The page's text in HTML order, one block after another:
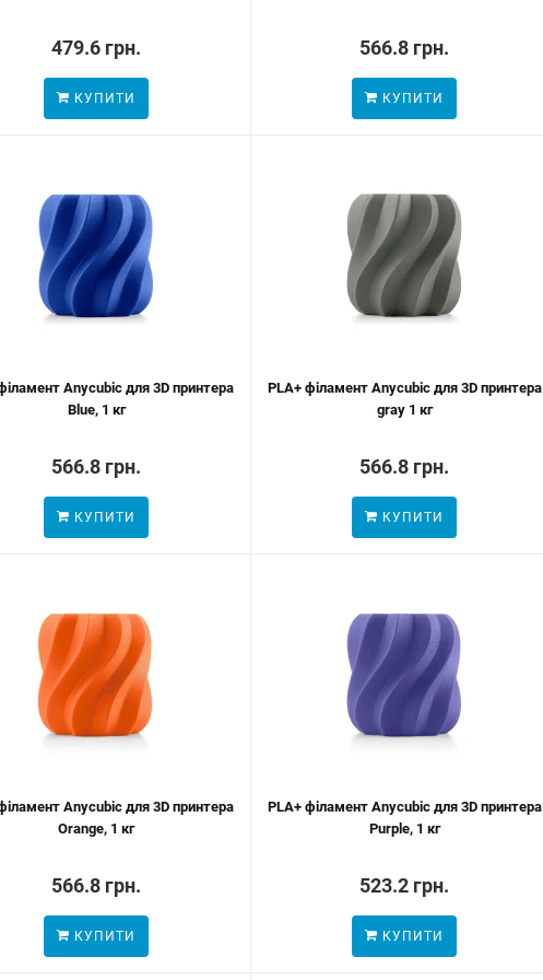
479.6 грн.
КУПИТИ
566.8 грн.
КУПИТИ
Anycubic для 3D принтера
Blue, 1 кг
566.8 грн.
КУПИТИ
PLA+ філамент Anycubic для 3D принтера
gray 1 кг
566.8 грн.
КУПИТИ
Anycubic для 3D принтера
Orange, 1 кг
566.8 грн.
КУПИТИ
PLA+ філамент Anycubic для 3D принтера
Purple, 1 кг
523.2 грн.
КУПИТИ